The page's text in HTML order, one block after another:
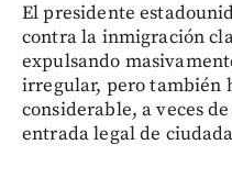
El presidente
contra la inmigración
expulsando
irregular, pero también
considerable, a veces
entrada legal de